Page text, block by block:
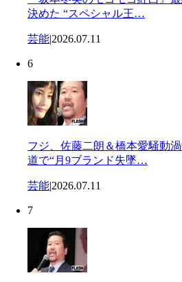
決めた “スペシャル王…
芸能|2026.07.11
6
フジ、佐藤二朗＆橋本愛騒動
道で“月9ブランド失墜…
芸能|2026.07.11
7